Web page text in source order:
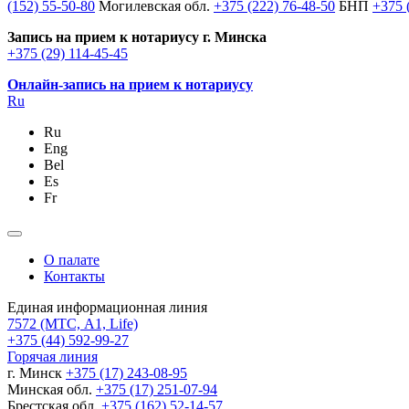
(152) 55-50-80 Могилевская обл. +375 (222) 76-48-50 БНП +375
Запись на прием к нотариусу г. Минска
+375 (29) 114-45-45
Онлайн-запись на прием к нотариусу
Ru
Ru
Eng
Bel
Es
Fr
О палате
Контакты
Единая информационная линия
7572 (МТС, A1, Life)
+375 (44) 592-99-27
Горячая линия
г. Минск +375 (17) 243-08-95
Минская обл. +375 (17) 251-07-94
Брестская обл. +375 (162) 52-14-57